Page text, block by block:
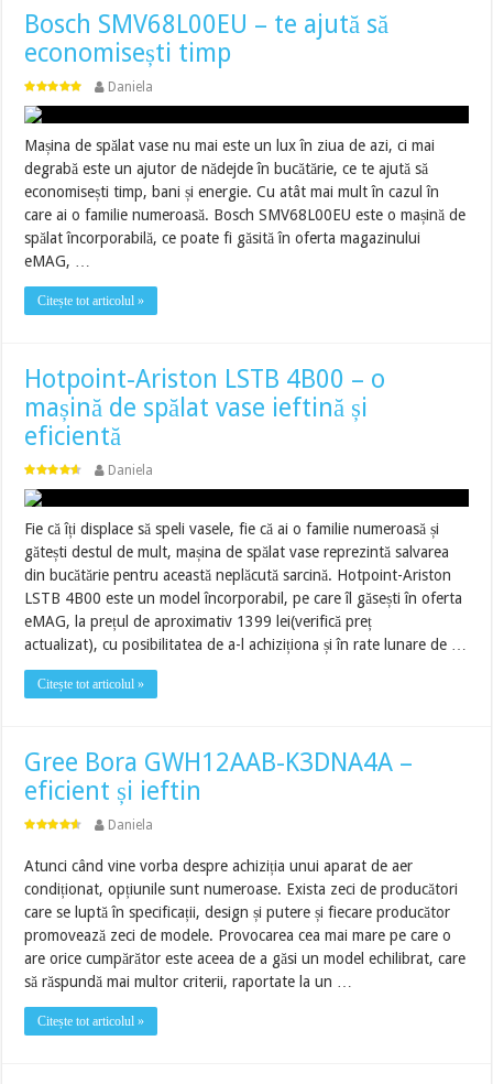
Bosch SMV68L00EU – te ajută să
economisești timp
Daniela
Mașina de spălat vase nu mai este un lux în ziua de azi, ci mai
degrabă este un ajutor de nădejde în bucătărie, ce te ajută să
economisești timp, bani și energie. Cu atât mai mult în cazul în
care ai o familie numeroasă. Bosch SMV68L00EU este o mașină de
spălat încorporabilă, ce poate fi găsită în oferta magazinului
eMAG, …
Citește tot articolul »
Hotpoint-Ariston LSTB 4B00 – o
mașină de spălat vase ieftină și
eficientă
Daniela
Fie că îți displace să speli vasele, fie că ai o familie numeroasă și
gătești destul de mult, mașina de spălat vase reprezintă salvarea
din bucătărie pentru această neplăcută sarcină. Hotpoint-Ariston
LSTB 4B00 este un model încorporabil, pe care îl găsești în oferta
eMAG, la prețul de aproximativ 1399 lei(verifică preț
actualizat), cu posibilitatea de a-l achiziționa și în rate lunare de …
Citește tot articolul »
Gree Bora GWH12AAB-K3DNA4A –
eficient și ieftin
Daniela
Atunci când vine vorba despre achiziția unui aparat de aer
condiționat, opțiunile sunt numeroase. Exista zeci de producători
care se luptă în specificații, design și putere și fiecare producător
promovează zeci de modele. Provocarea cea mai mare pe care o
are orice cumpărător este aceea de a găsi un model echilibrat, care
să răspundă mai multor criterii, raportate la un …
Citește tot articolul »